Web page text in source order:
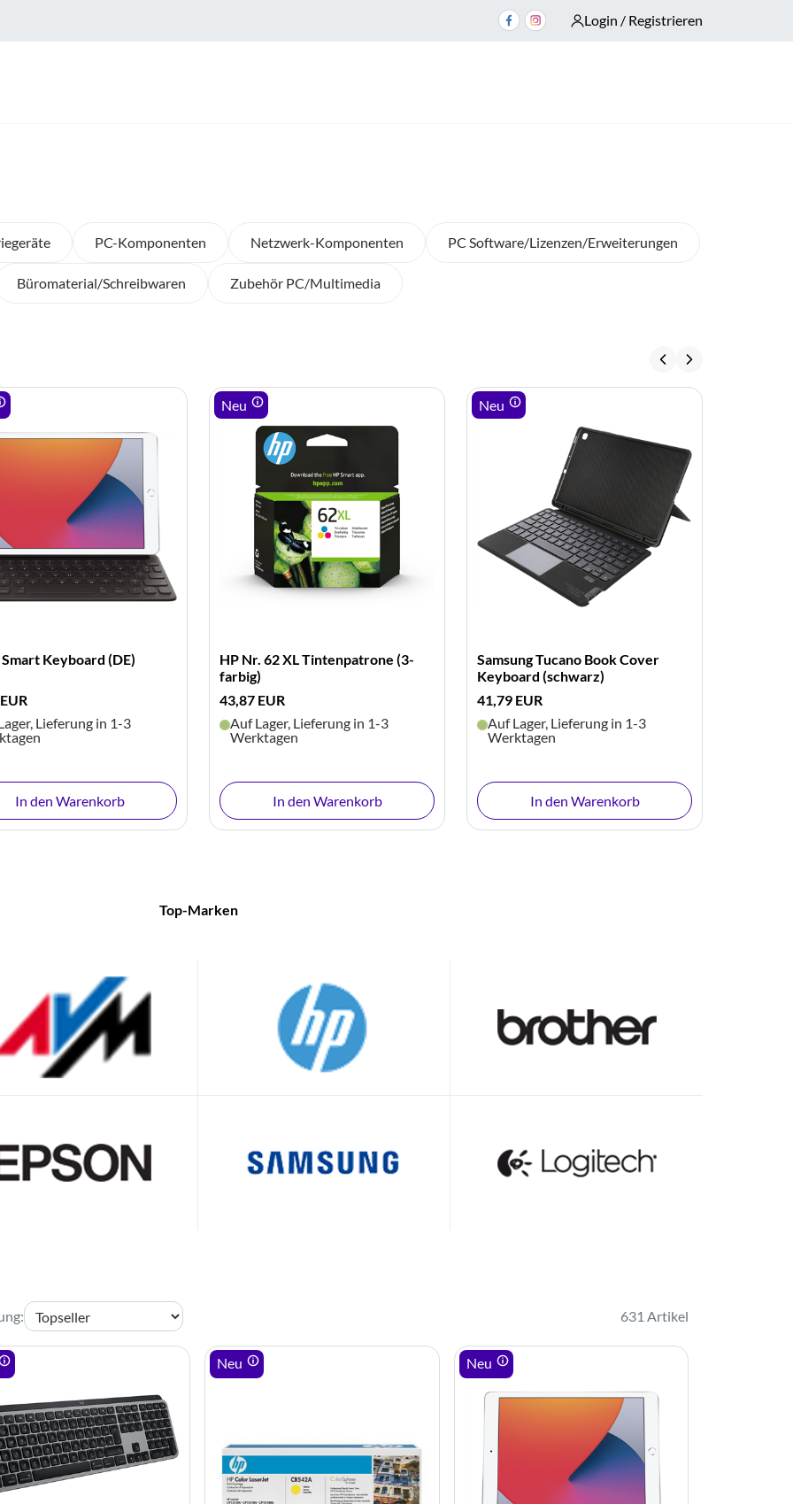
Login / Registrieren
PC-Komponenten Netzwerk-Komponenten PC Software/Lizenzen/Erweiterungen
Büromaterial/Schreibwaren Zubehör PC/Multimedia
Keyboard (DE)
Lieferung in 1-3
In den Warenkorb
HP Nr. 62 XL Tintenpatrone (3-
farbig)
43,87 EUR
Auf Lager, Lieferung in 1-3
Werktagen
In den Warenkorb
Neu
Samsung Tucano Book Cover
Keyboard (schwarz)
41,79 EUR
Auf Lager, Lieferung in 1-3
Werktagen
In den Warenkorb
Neu
Top-Marken
: 631 Artikel
Neu Neu